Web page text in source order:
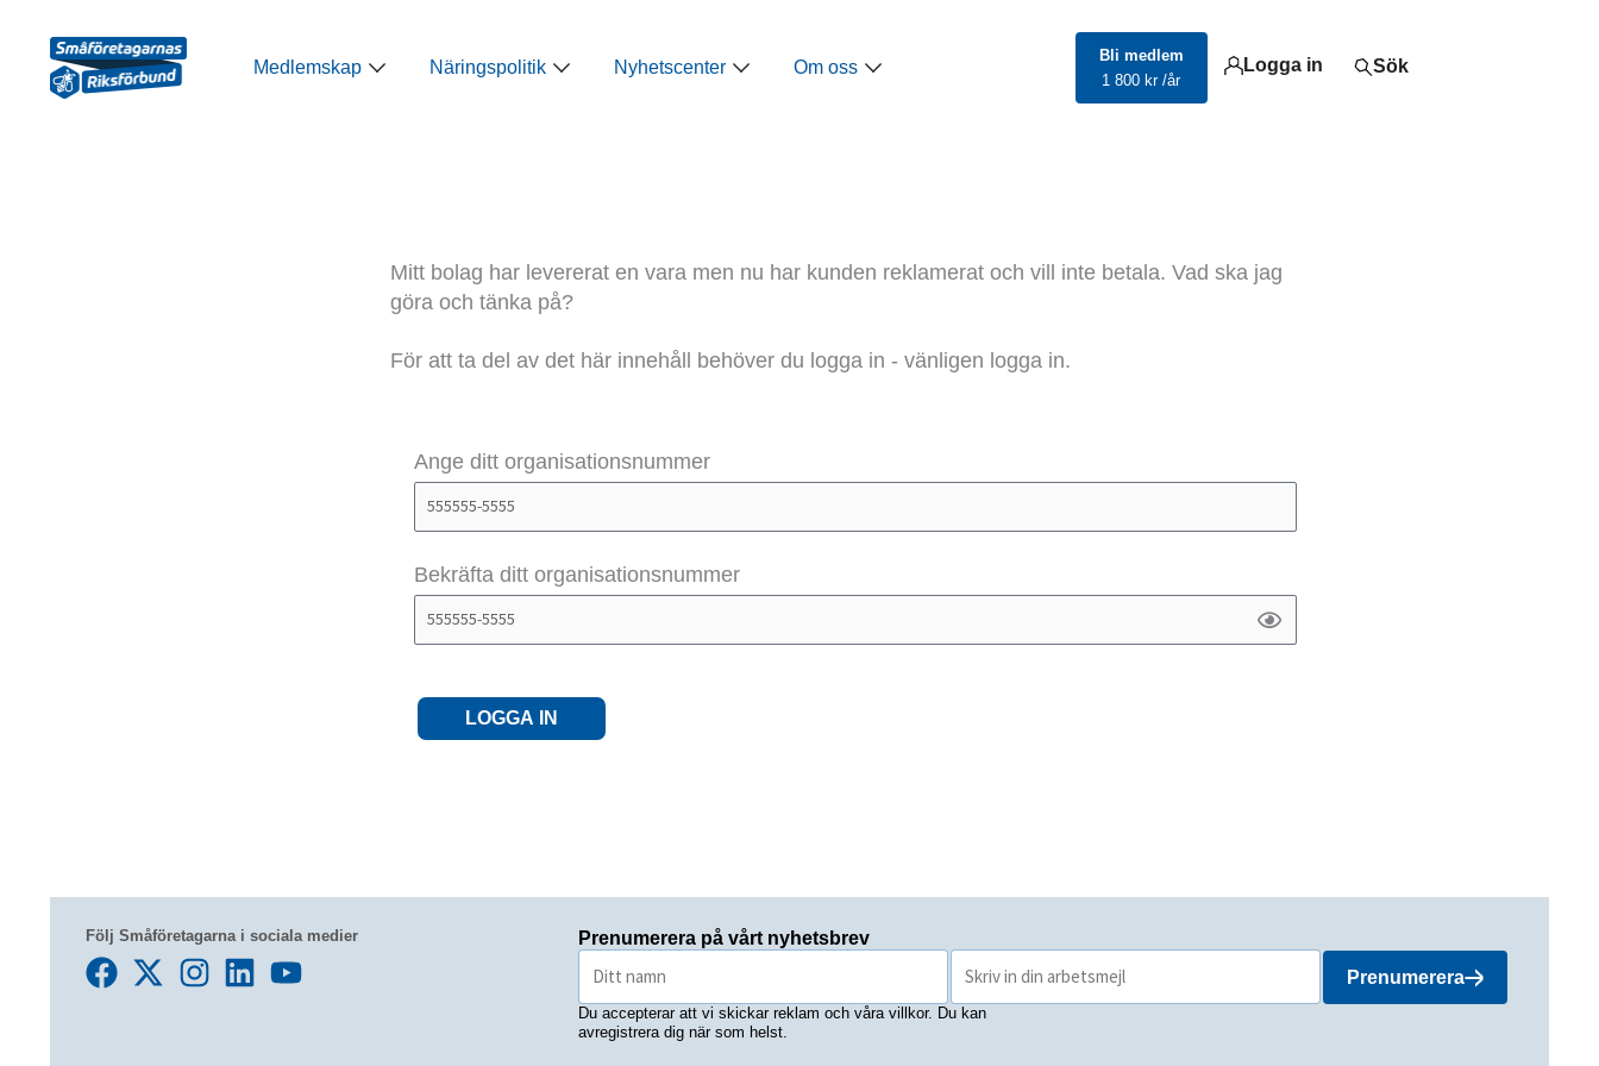
innehåll
Medlemskap Öppna Medlemskap
Näringspolitik Öppna Näringspolitik
Nyhetscenter Öppna Nyhetscenter
Om oss Öppna Om oss
Bli medlem
1 800 kr /år
Logga in Sök
Mitt bolag har levererat en vara men nu har kunden reklamerat och vill inte betala. Vad ska jag
göra och tänka på?
För att ta del av det här innehåll behöver du logga in - vänligen logga in.
Ange ditt organisationsnummer
Bekräfta ditt organisationsnummer
LOGGA IN
Följ Småföretagarna i sociala medier
Prenumerera på vårt nyhetsbrev
Prenumerera
Du accepterar att vi skickar reklam och våra villkor. Du kan
avregistrera dig när som helst.